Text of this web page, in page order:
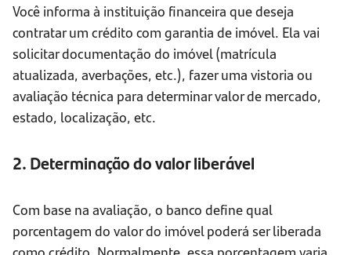
Você informa à instituição financeira que deseja
contratar um crédito com garantia de imóvel. Ela vai
solicitar documentação do imóvel (matrícula
atualizada, averbações, etc.), fazer uma vistoria ou
avaliação técnica para determinar valor de mercado,
estado, localização, etc.
2. Determinação do valor liberável
Com base na avaliação, o banco define qual
porcentagem do valor do imóvel poderá ser liberada